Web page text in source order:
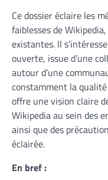
Ce dossier éclaire les
faiblesses de
existantes. Il
ouverte, issue d’une
autour d’une
constamment la
offre une vision claire
Wikipedia au sein des
ainsi que des
éclairée.
En bref :